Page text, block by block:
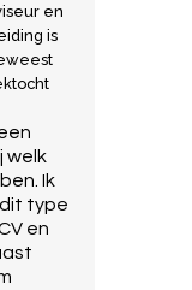
en
is
welk
Ik
type
en